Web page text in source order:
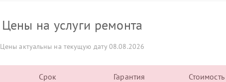
Цены на услуги ремонта
Цены актуальны на текущую дату 08.08.2026
Срок Гарантия Стоимость